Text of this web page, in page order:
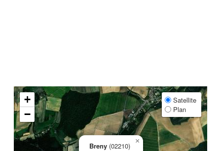
Breny (02210)
×
+
−
Satellite
Plan